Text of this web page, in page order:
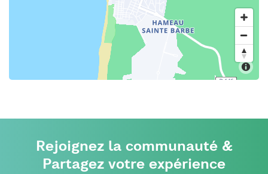
Rejoignez la communauté &
Partagez votre expérience